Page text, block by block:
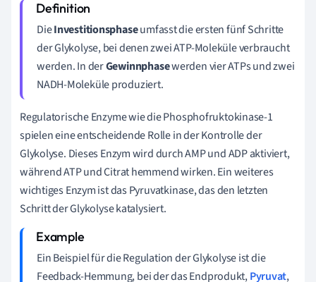
DieInvestitionsphaseumfasst die ersten fünf Schritte
der Glykolyse, bei denen zwei ATP-Moleküle verbraucht
werden. In derGewinnphasewerden vier ATPs und zwei
NADH-Moleküle produziert.
Regulatorische Enzyme wie die Phosphofruktokinase-1
spielen eine entscheidende Rolle in der Kontrolle der
Glykolyse. Dieses Enzym wird durch AMP und ADP aktiviert,
während ATP und Citrat hemmend wirken. Ein weiteres
wichtiges Enzym ist das Pyruvatkinase, das den letzten
Schritt der Glykolyse katalysiert.
Ein Beispiel für die Regulation der Glykolyse ist die
Feedback-Hemmung, bei der das Endprodukt,Pyruvat,